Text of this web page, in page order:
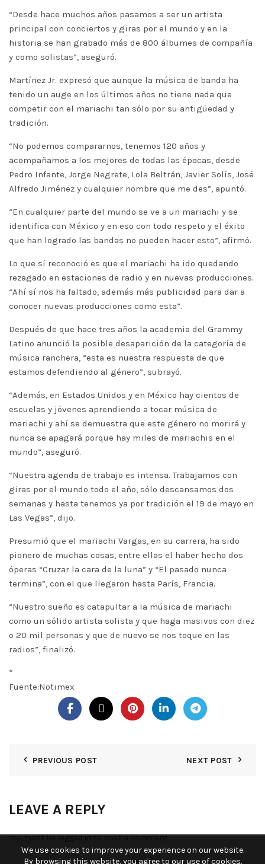
“Desde hace muchos años pasamos a ser un artista
principal con conciertos y giras por el mundo y en la
historia se han grabado más de 800 álbumes de compañía
y como solistas”, aseguró.
Martínez Jr. expresó que aunque la música de banda ha
tenido un auge en los últimos años no tiene nada que
competir con el mariachi tan sólo por su antigüedad y
tradición.
“No podemos compararnos, tenemos 120 años y
acompañamos a los mejores de todas las épocas, desde
Pedro Infante, Jorge Negrete, Lola Beltrán, Javier Solís, José
Alfredo Jiménez y cualquier nombre que me des”, apuntó.
“En cualquier parte del mundo se ve a un mariachi y se
identifica con México y en eso con todo respeto y el éxito
que han logrado las bandas no pueden hacer esto”, afirmó.
Lo que sí reconoció es que el mariachi ha ido quedando
rezagado en estaciones de radio y en nuevas producciones.
“Ahí sí nos ha faltado, además más publicidad para dar a
conocer nuevas producciones como esta”.
Después de que hace tres años la academia del Grammy
Latino anunció la posible desaparición de la categoría de
música ranchera, “esta es nuestra respuesta de que
estamos defendiendo al género”, subrayó.
“Además, en Estados Unidos y en México hay cientos de
escuelas y jóvenes aprendiendo a tocar música de
mariachi y ahí se demuestra que este género no morirá y
nunca se apagará porque hay miles de mariachis en el
mundo”, aseguró.
“Nuestra agenda de trabajo es intensa. Trabajamos con
giras por el mundo todo el año, sólo descansamos dos
semanas y hasta tenemos ya por tradición el 19 de mayo en
Las Vegas”, dijo.
Presumió que el mariachi Vargas, en su carrera, ha sido
pionero de muchas cosas, entre ellas el haber hecho dos
óperas “Cruzar la cara de la luna” y “El pasado nunca
termina”, con el que llegaron hasta París, Francia.
“Nuestro sueño es catapultar a la música de mariachi
como un sólido artista solista y que haga masivos con diez
o 20 mil personas y que de nuevo se nos toque en las
radios”, finalizó.
*
Fuente:Notimex
PREVIOUS POST NEXT POST
LEAVE A REPLY
You must belogged into post a comment.
We use cookies to improve your experience on our website.
By browsing this website, you agree to our use of cookies.